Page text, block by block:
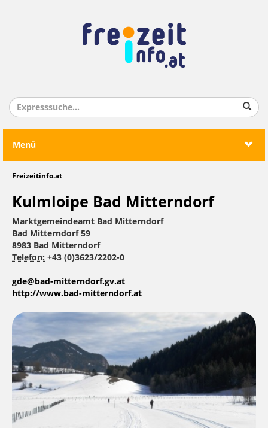
Menü
Freizeitinfo.at
Kulmloipe Bad Mitterndorf
Marktgemeindeamt Bad Mitterndorf
Bad Mitterndorf 59
8983 Bad Mitterndorf
Telefon: +43 (0)3623/2202-0
gde@bad-mitterndorf.gv.at
http://www.bad-mitterndorf.at